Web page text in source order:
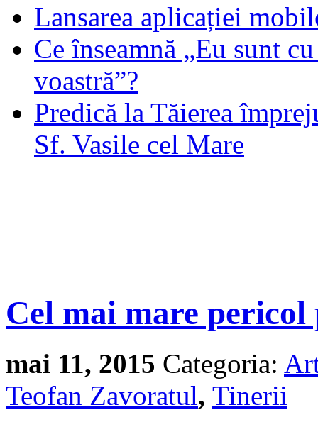
Lansarea aplicației
Ce înseamnă „Eu sunt
voastră”?
Predică la Tăierea
Sf. Vasile cel Mare
Cel mai mare
mai 11, 2015 Categoria:
Teofan Zavoratul, Tinerii